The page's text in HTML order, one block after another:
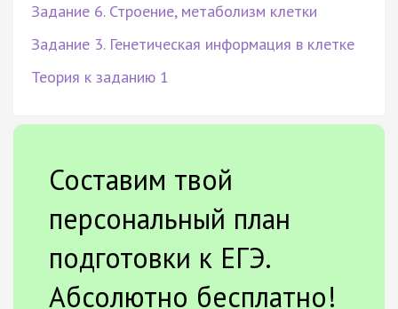
Задание 6. Строение, метаболизм клетки
Задание 3. Генетическая информация в клетке
Теория к заданию 1
Составим твой
персональный план
подготовки к ЕГЭ.
Абсолютно бесплатно!